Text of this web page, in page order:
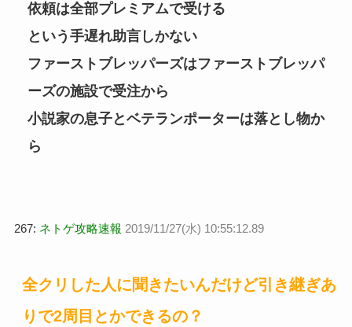
依頼は全部プレミアムで受ける
という手遅れ助言しかない
ファーストブレッパーズはファーストブレッパ
ーズの施設で受注から
小説家の息子とベテランポーターは落とし物か
ら
267: ネトゲ攻略速報 2019/11/27(水) 10:55:12.89
全クリした人に聞きたいんだけど引き継ぎあ
りで2周目とかできるの？